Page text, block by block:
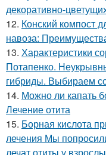
декоративно-
12. Конский компост
навоза:
13. Характеристики
Потапенко.
гибриды. Выбираем
14. Можно ли капать
Лечение отита
15. Борная кислота
лечения Мы